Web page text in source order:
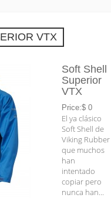
VTX
Soft Shell
Superior
VTX
Price:$ 0
El ya clásico
Soft Shell de
Viking Rubber
que muchos
han
intentado
copiar pero
nunca han...